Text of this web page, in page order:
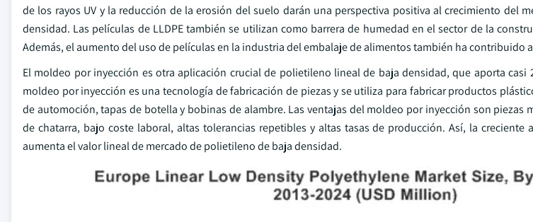
de los rayos UV y la reducción de la erosión del suelo darán una perspectiva positiva al crecimiento del
densidad. Las películas de LLDPE también se utilizan como barrera de humedad en el sector de la
Además, el aumento del uso de películas en la industria del embalaje de alimentos también ha contribuido
El moldeo por inyección es otra aplicación crucial de polietileno lineal de baja densidad, que aporta casi
moldeo por inyección es una tecnología de fabricación de piezas y se utiliza para fabricar productos
de automoción, tapas de botella y bobinas de alambre. Las ventajas del moldeo por inyección son piezas
de chatarra, bajo coste laboral, altas tolerancias repetibles y altas tasas de producción. Así, la
aumenta el valor lineal de mercado de polietileno de baja densidad.